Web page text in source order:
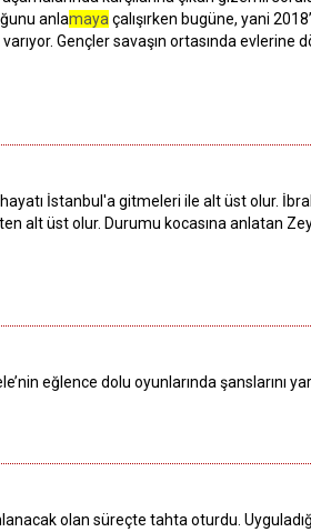
anlamayaçalışırken bugüne, yani
Gençler savaşın ortasında evlerine
hayatı İstanbul'a gitmeleri ile alt üst olur.
alt üst olur. Durumu kocasına anlatan
eğlence dolu oyunlarında şanslarını
olan süreçte tahta oturdu.